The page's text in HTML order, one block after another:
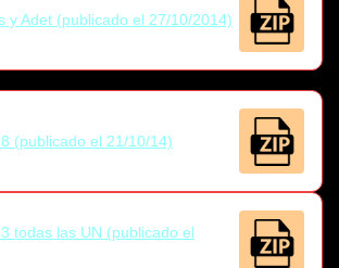
y Adet (publicado el 27/10/2014)
(publicado el 21/10/14)
todas las UN (publicado el